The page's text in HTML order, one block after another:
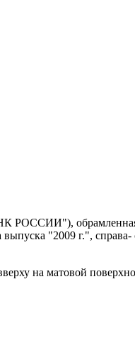
РОССИИ"),
"2009 г.", справа-
вверху на матовой